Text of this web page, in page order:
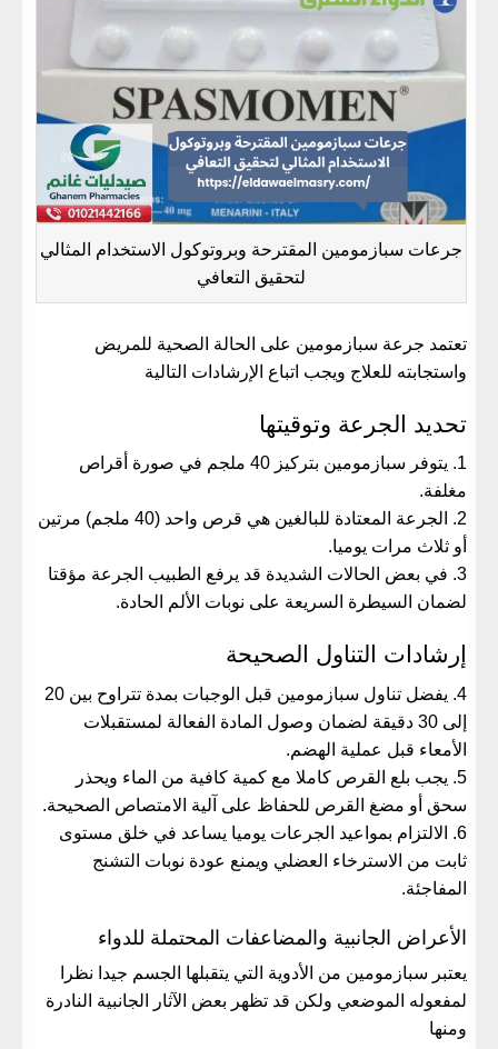
جرعات سبازمومين المقترحة وبروتوكول الاستخدام المثالي
لتحقيق التعافي
تعتمد جرعة سبازمومين على الحالة الصحية للمريض
واستجابته للعلاج ويجب اتباع الإرشادات التالية
تحديد الجرعة وتوقيتها
يتوفر سبازمومين بتركيز 40 ملجم في صورة أقراص
مغلفة.
الجرعة المعتادة للبالغين هي قرص واحد (40 ملجم) مرتين
أو ثلاث مرات يوميا.
في بعض الحالات الشديدة قد يرفع الطبيب الجرعة مؤقتا
لضمان السيطرة السريعة على نوبات الألم الحادة.
إرشادات التناول الصحيحة
يفضل تناول سبازمومين قبل الوجبات بمدة تتراوح بين 20
إلى 30 دقيقة لضمان وصول المادة الفعالة لمستقبلات
الأمعاء قبل عملية الهضم.
يجب بلع القرص كاملا مع كمية كافية من الماء ويحذر
سحق أو مضغ القرص للحفاظ على آلية الامتصاص الصحيحة.
الالتزام بمواعيد الجرعات يوميا يساعد في خلق مستوى
ثابت من الاسترخاء العضلي ويمنع عودة نوبات التشنج
المفاجئة.
الأعراض الجانبية والمضاعفات المحتملة للدواء
يعتبر سبازمومين من الأدوية التي يتقبلها الجسم جيدا نظرا
لمفعوله الموضعي ولكن قد تظهر بعض الآثار الجانبية النادرة
ومنها